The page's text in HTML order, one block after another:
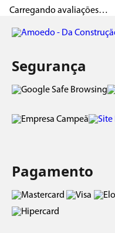
Carregando avaliações…
Segurança
Pagamento